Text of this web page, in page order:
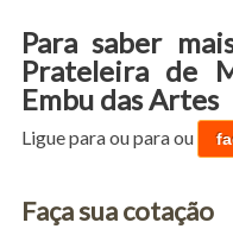
Para saber
Prateleira de
Embu das Artes
Ligue paraou paraou
Faça sua cotação